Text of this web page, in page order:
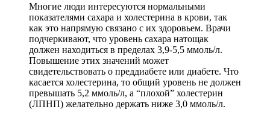
Многие люди интересуются нормальными
показателями сахара и холестерина в крови, так
как это напрямую связано с их здоровьем. Врачи
подчеркивают, что уровень сахара натощак
должен находиться в пределах 3,9-5,5 ммоль/л.
Повышение этих значений может
свидетельствовать о преддиабете или диабете. Что
касается холестерина, то общий уровень не должен
превышать 5,2 ммоль/л, а “плохой” холестерин
(ЛПНП) желательно держать ниже 3,0 ммоль/л.